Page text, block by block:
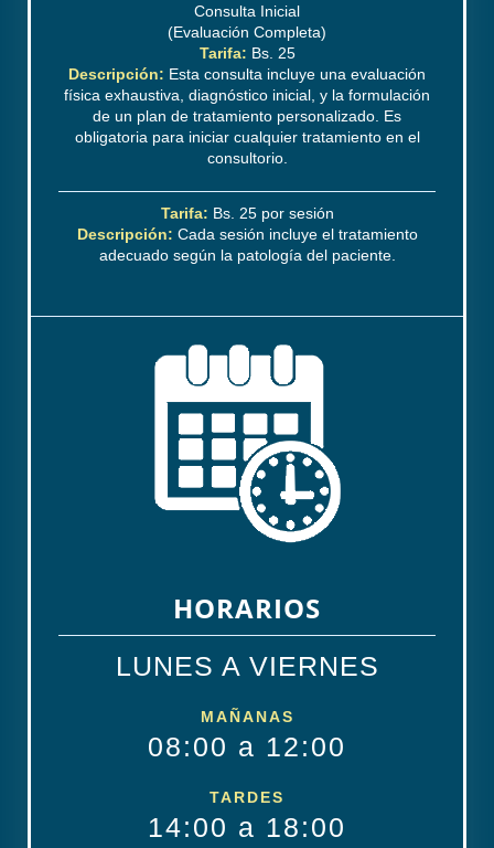
Consulta Inicial
(Evaluación Completa)
Tarifa: Bs. 25
Descripción: Esta consulta incluye una evaluación
física exhaustiva, diagnóstico inicial, y la formulación
de un plan de tratamiento personalizado. Es
obligatoria para iniciar cualquier tratamiento en el
consultorio.
Tarifa: Bs. 25 por sesión
Descripción: Cada sesión incluye el tratamiento
adecuado según la patología del paciente.
HORARIOS
LUNES A VIERNES
MAÑANAS
08:00 a 12:00
TARDES
14:00 a 18:00